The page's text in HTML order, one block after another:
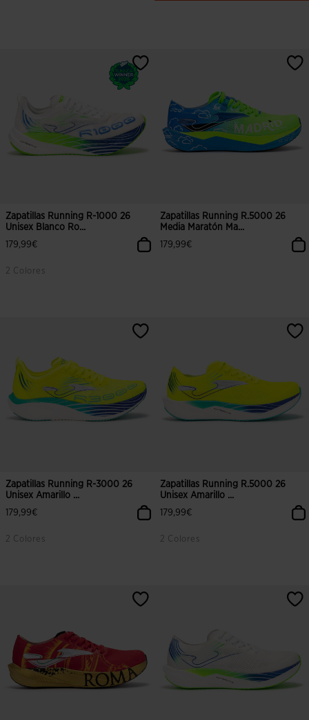
3,5 sobre 5 de valoración de clientes
Zapatillas Running R-1000 26
Unisex Blanco Ro...
179,99€
2 Colores
3,5 sobre 5 de valoración de clientes
Zapatillas Running R.5000 26
Media Maratón Ma...
179,99€
5 sobre 5 de valoración de clientes
Zapatillas Running R-3000 26
Unisex Amarillo ...
179,99€
2 Colores
3,4 sobre 5 de valoración de clientes
Zapatillas Running R.5000 26
Unisex Amarillo ...
179,99€
2 Colores
5 sobre 5 de valoración de clientes